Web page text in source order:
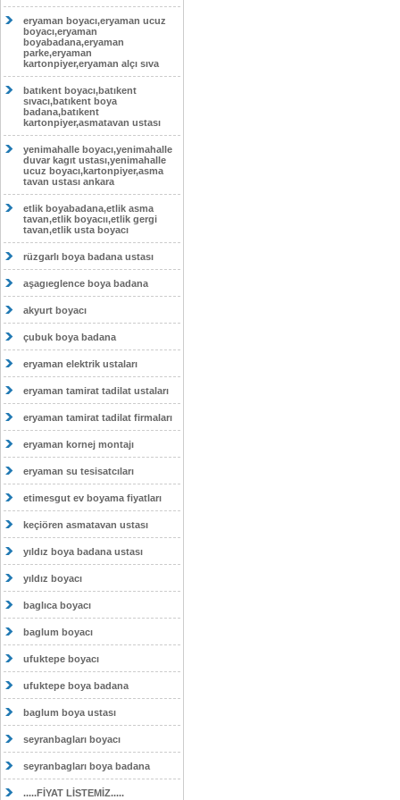
eryaman boyacı,eryaman ucuz
boyacı,eryaman
boyabadana,eryaman
parke,eryaman
kartonpiyer,eryaman alçı sıva
batıkent boyacı,batıkent
sıvacı,batıkent boya
badana,batıkent
kartonpiyer,asmatavan ustası
yenimahalle boyacı,yenimahalle
duvar kagıt ustası,yenimahalle
ucuz boyacı,kartonpiyer,asma
tavan ustası ankara
etlik boyabadana,etlik asma
tavan,etlik boyacıı,etlik gergi
tavan,etlik usta boyacı
rüzgarlı boya badana ustası
aşagıeglence boya badana
akyurt boyacı
çubuk boya badana
eryaman elektrik ustaları
eryaman tamirat tadilat ustaları
eryaman tamirat tadilat firmaları
eryaman kornej montajı
eryaman su tesisatcıları
etimesgut ev boyama fiyatları
keçiören asmatavan ustası
yıldız boya badana ustası
yıldız boyacı
baglıca boyacı
baglum boyacı
ufuktepe boyacı
ufuktepe boya badana
baglum boya ustası
seyranbagları boyacı
seyranbagları boya badana
.....FİYAT LİSTEMİZ.....